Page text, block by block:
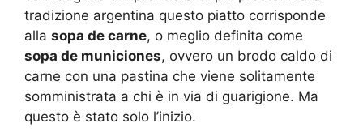
tradizione argentina questo piatto corrisponde
alla sopa de carne, o meglio definita come
sopa de municiones, ovvero un brodo caldo di
carne con una pastina che viene solitamente
somministrata a chi è in via di guarigione. Ma
questo è stato solo l’inizio.